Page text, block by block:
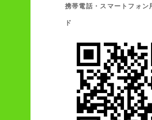
携帯電話・スマートフォン
ド